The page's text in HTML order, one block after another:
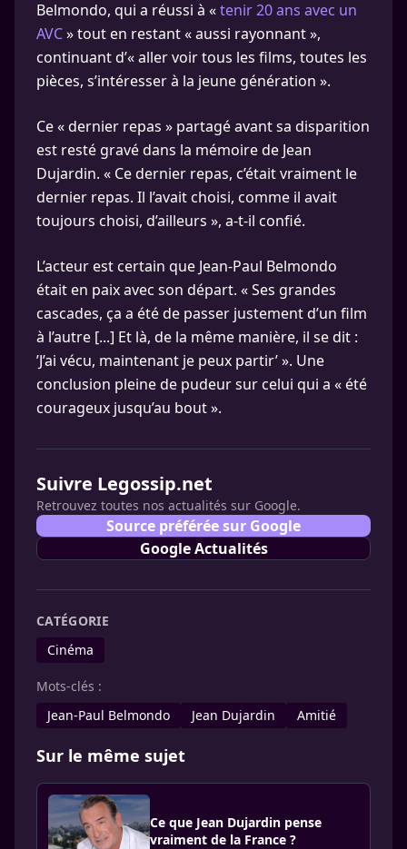
Belmondo, qui a réussi à «tenir 20 ans avec un
AVC» tout en restant « aussi rayonnant »,
continuant d’« aller voir tous les films, toutes les
pièces, s’intéresser à la jeune génération ».
Ce « dernier repas » partagé avant sa disparition
est resté gravé dans la mémoire de Jean
Dujardin. « Ce dernier repas, c’était vraiment le
dernier repas. Il l’avait choisi, comme il avait
toujours choisi, d’ailleurs », a-t-il confié.
L’acteur est certain que Jean-Paul Belmondo
était en paix avec son départ. « Ses grandes
cascades, ça a été de passer justement d’un film
à l’autre [...] Et là, de la même manière, il se dit :
’J’ai vécu, maintenant je peux partir’ ». Une
conclusion pleine de pudeur sur celui qui a « été
courageux jusqu’au bout ».
Suivre Legossip.net
Retrouvez toutes nos actualités sur Google.
Source préférée sur Google
Google Actualités
CATÉGORIE
Cinéma
Mots-clés :
Jean-Paul Belmondo
Jean Dujardin Amitié
Sur le même sujet
Ce que Jean Dujardin pense
vraiment de la France ?